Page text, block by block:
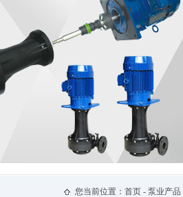
您当前位置： 首页 - 泵业产品